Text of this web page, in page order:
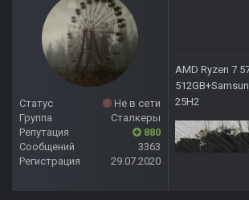
Статус
Не в сети
Группа
Сталкеры
Репутация
880
Сообщений
3363
Регистрация
29.07.2020
AMD Ryzen 7
25H2